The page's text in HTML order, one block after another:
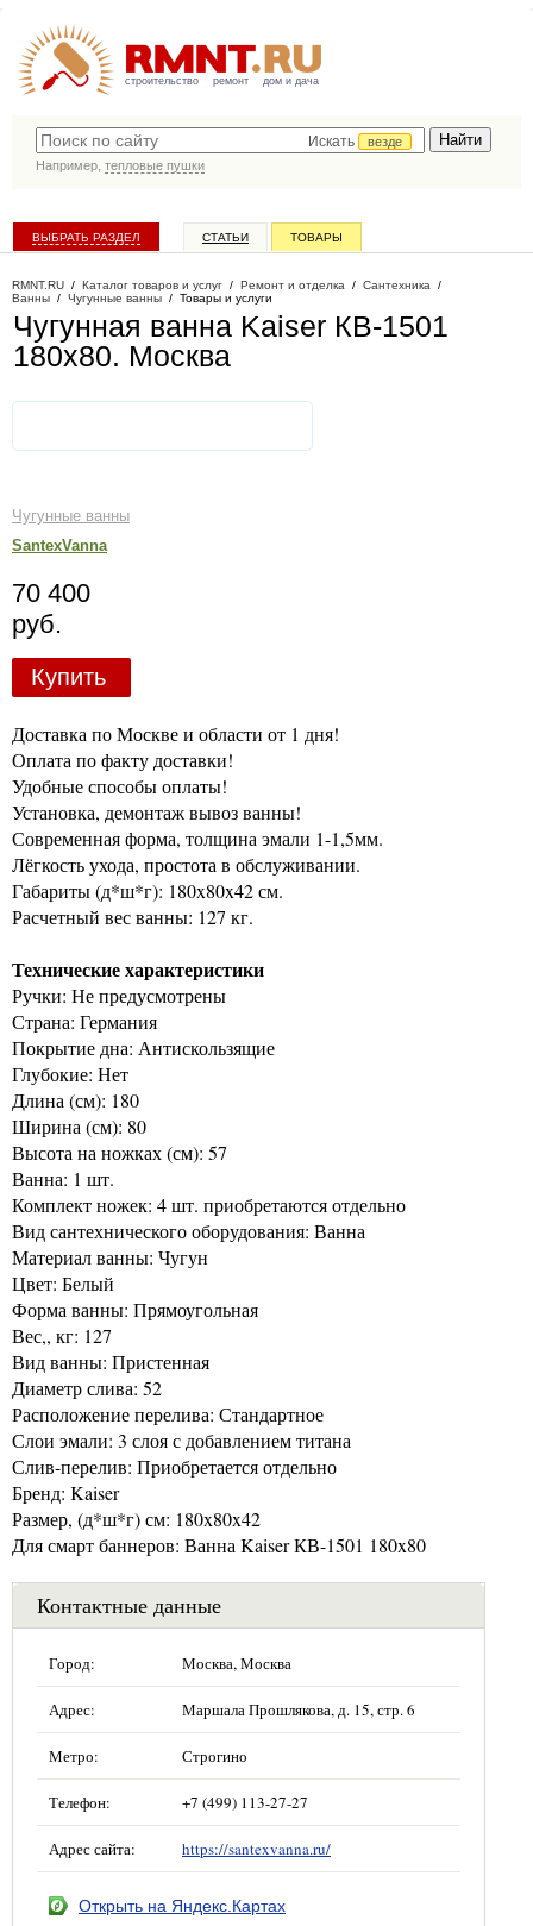
строительство ремонт дом и дача
Искать
везде
Например, тепловые пушки
ВЫБРАТЬ РАЗДЕЛ СТАТЬИ ТОВАРЫ
RMNT.RU / Каталог товаров и услуг / Ремонт и отделка / Сантехника /
Ванны / Чугунные ванны / Товары и услуги
Чугунная ванна Kaiser КВ-1501
180x80. Москва
Чугунные ванны
SantexVanna
70 400
руб.
Купить
Доставка по Москве и области от 1 дня!
Оплата по факту доставки!
Удобные способы оплаты!
Установка, демонтаж вывоз ванны!
Современная форма, толщина эмали 1-1,5мм.
Лёгкость ухода, простота в обслуживании.
Габариты (д*ш*г): 180x80x42 см.
Расчетный вес ванны: 127 кг.
Технические характеристики
Ручки: Не предусмотрены
Страна: Германия
Покрытие дна: Антискользящие
Глубокие: Нет
Длина (см): 180
Ширина (см): 80
Высота на ножках (см): 57
Ванна: 1 шт.
Комплект ножек: 4 шт. приобретаются отдельно
Вид сантехнического оборудования: Ванна
Материал ванны: Чугун
Цвет: Белый
Форма ванны: Прямоугольная
Вес,, кг: 127
Вид ванны: Пристенная
Диаметр слива: 52
Расположение перелива: Стандартное
Слои эмали: 3 слоя с добавлением титана
Слив-перелив: Приобретается отдельно
Бренд: Kaiser
Размер, (д*ш*г) см: 180x80x42
Для смарт баннеров: Ванна Kaiser КВ-1501 180x80
Контактные данные
Город: Москва, Москва
Адрес: Маршала Прошлякова, д. 15, стр. 6
Метро: Строгино
Телефон: +7 (499) 113-27-27
Адрес сайта: https://santexvanna.ru/
Открыть на Яндекс.Картах